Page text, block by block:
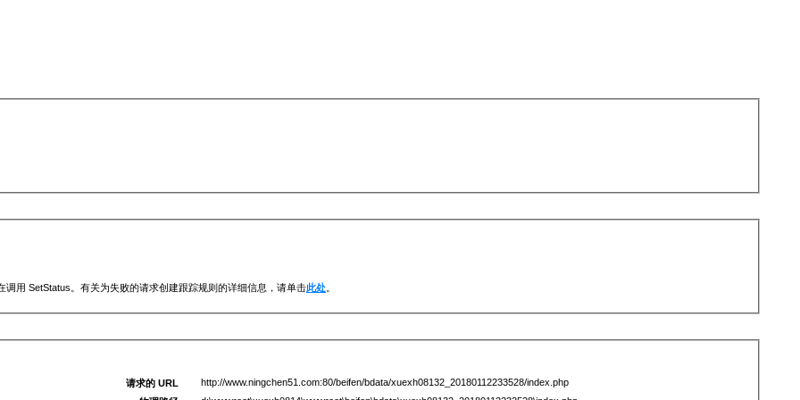
用 SetStatus。有关为失败的请求创建跟踪规则的详细信息，请单击此处。
请求的 URL
http://www.ningchen51.com:80/beifen/bdata/xuexh08132_20180112233528/index.php